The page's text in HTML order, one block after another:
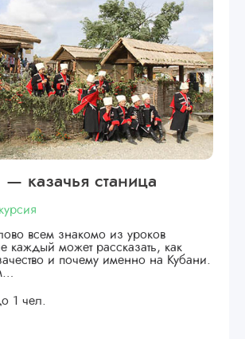
казачья станица
всем знакомо из уроков
каждый может рассказать, как
и почему именно на Кубани.
1 чел.